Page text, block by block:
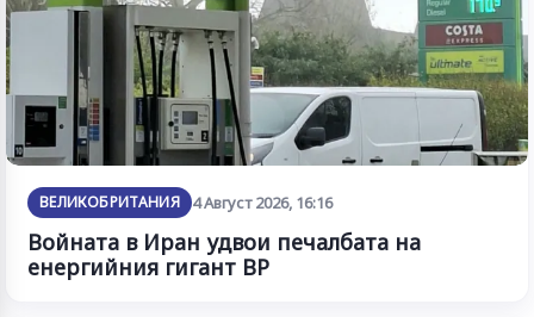
ВЕЛИКОБРИТАНИЯ 4 Август 2026, 16:16
Войната в Иран удвои печалбата на
енергийния гигант BP